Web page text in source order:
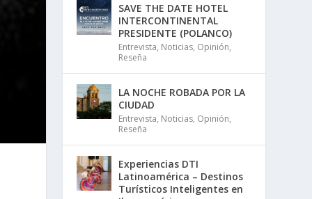
SAVE THE DATE HOTEL
INTERCONTINENTAL
PRESIDENTE (POLANCO)
Entrevista, Noticias, Opinión,
Reseña
LA NOCHE ROBADA POR LA
CIUDAD
Entrevista, Noticias, Opinión,
Reseña
Experiencias DTI
Latinoamérica – Destinos
Turísticos Inteligentes en